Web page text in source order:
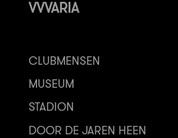
VVVARIA
CLUBMENSEN
MUSEUM
STADION
DOOR DE JAREN HEEN